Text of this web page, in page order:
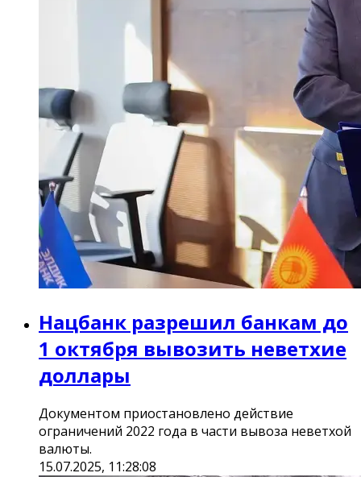
Нацбанк разрешил банкам до
1 октября вывозить неветхие
доллары
Документом приостановлено действие
ограничений 2022 года в части вывоза неветхой
валюты.
15.07.2025, 11:28:08